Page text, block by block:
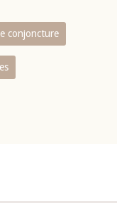
conjoncture